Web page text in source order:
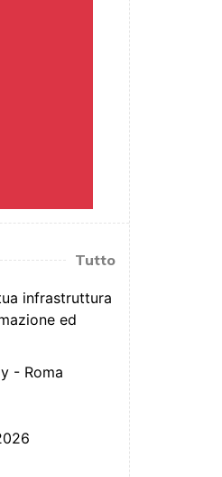
Tutto
infrastruttura
ed
- Roma